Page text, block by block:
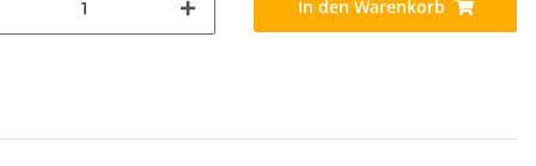
In den Warenkorb